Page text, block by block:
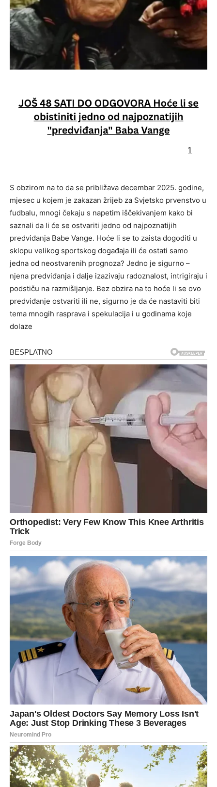
S obzirom na to da se približava decembar 2025. godine,
mjesec u kojem je zakazan žrijeb za Svjetsko prvenstvo u
fudbalu, mnogi čekaju s napetim iščekivanjem kako bi
saznali da li će se ostvariti jedno od najpoznatijih
predviđanja Babe Vange. Hoće li se to zaista dogoditi u
sklopu velikog sportskog događaja ili će ostati samo
jedna od neostvarenih prognoza? Jedno je sigurno –
njena predviđanja i dalje izazivaju radoznalost, intrigiraju i
podstiču na razmišljanje. Bez obzira na to hoće li se ovo
predviđanje ostvariti ili ne, sigurno je da će nastaviti biti
tema mnogih rasprava i spekulacija i u godinama koje
dolaze